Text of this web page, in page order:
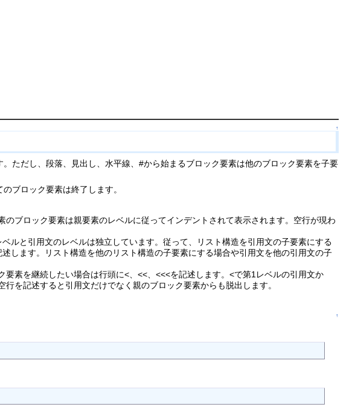
↑
ただし、段落、見出し、水平線、#から始まるブロック要素は他のブロック要素を子要
ブロック要素は終了します。
ブロック要素は親要素のレベルに従ってインデントされて表示されます。空行が現わ
ルと引用文のレベルは独立しています。従って、リスト構造を引用文の子要素にする
します。リスト構造を他のリスト構造の子要素にする場合や引用文を他の引用文の子
素を継続したい場合は行頭に<、<<、<<<を記述します。<で第1レベルの引用文か
を記述すると引用文だけでなく親のブロック要素からも脱出します。
↑